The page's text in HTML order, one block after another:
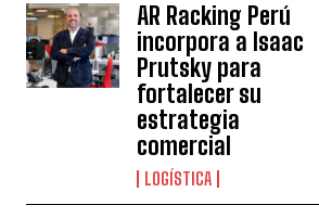
AR Racking Perú
incorpora a Isaac
Prutsky para
fortalecer su
estrategia
comercial
LOGÍSTICA